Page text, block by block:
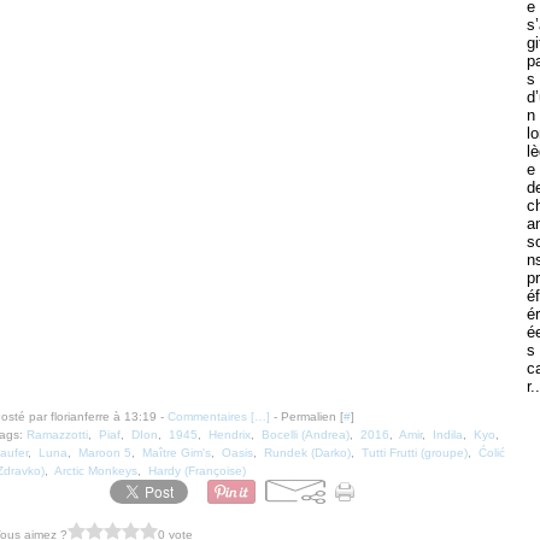
e
s
n
e
pr
éf
ér
s
par florianferre à 13:19 - Commentaires [ ] - Permalien [#]
Ramazzotti Piaf DIon 1945 Hendrix Bocelli (Andrea) 2016 Amir, Indila Kyo
, Luna Maroon 5 Maître Gim's Oasis Rundek (Darko) Tutti Frutti (groupe)
Ćolić
Arctic Monkeys Hardy (Françoise)
aimez ? 0 vote